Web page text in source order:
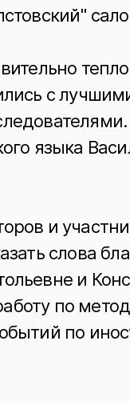
с
языка
и
слова
и
по
по